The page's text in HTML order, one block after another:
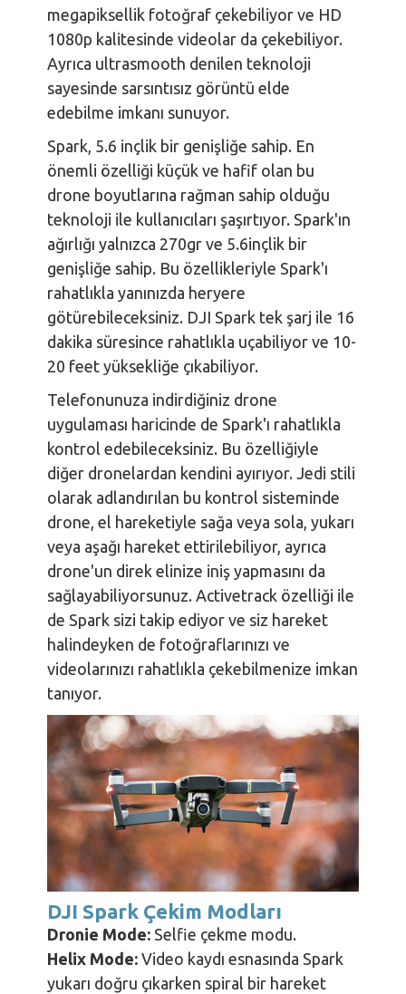
megapiksellik fotoğraf çekebiliyor ve HD
1080p kalitesinde videolar da çekebiliyor.
Ayrıca ultrasmooth denilen teknoloji
sayesinde sarsıntısız görüntü elde
edebilme imkanı sunuyor.
Spark, 5.6 inçlik bir genişliğe sahip. En
önemli özelliği küçük ve hafif olan bu
drone boyutlarına rağman sahip olduğu
teknoloji ile kullanıcıları şaşırtıyor. Spark'ın
ağırlığı yalnızca 270gr ve 5.6inçlik bir
genişliğe sahip. Bu özellikleriyle Spark'ı
rahatlıkla yanınızda heryere
götürebileceksiniz. DJI Spark tek şarj ile 16
dakika süresince rahatlıkla uçabiliyor ve 10-
20 feet yüksekliğe çıkabiliyor.
Telefonunuza indirdiğiniz drone
uygulaması haricinde de Spark'ı rahatlıkla
kontrol edebileceksiniz. Bu özelliğiyle
diğer dronelardan kendini ayırıyor. Jedi stili
olarak adlandırılan bu kontrol sisteminde
drone, el hareketiyle sağa veya sola, yukarı
veya aşağı hareket ettirilebiliyor, ayrıca
drone'un direk elinize iniş yapmasını da
sağlayabiliyorsunuz. Activetrack özelliği ile
de Spark sizi takip ediyor ve siz hareket
halindeyken de fotoğraflarınızı ve
videolarınızı rahatlıkla çekebilmenize imkan
tanıyor.
DJI Spark Çekim Modları
Dronie Mode: Selfie çekme modu.
Helix Mode: Video kaydı esnasında Spark
yukarı doğru çıkarken spiral bir hareket